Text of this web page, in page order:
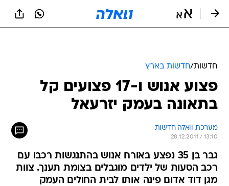
חדשות/חדשות בארץ
פצוע אנוש ו-17 פצועים קל
בתאונה בעמק יזרעאל
מערכת וואלה חדשות
28.12.2011 / 13:10
גבר בן 35 נפצע באורח אנוש בהתנגשות רכבו עם
רכב הסעות של ילדים מוגבלים בצומת תענך. צוות
מגן דוד אדום פינה אותו לבית החולים העמק